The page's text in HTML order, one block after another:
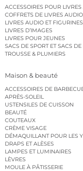
ACCESSOIRES POUR
COFFRETS DE LIVRES AUDIO
LIVRES AUDIO ET FIGURINES
LIVRES D’IMAGES
LIVRES POUR JEUNES
SACS DE SPORT ET SACS
TROUSSE & PLUMIERS
Maison & beauté
ACCESSOIRES DE
APRÈS-SOLEIL
USTENSILES DE CUISSON
BEAUTÉ
COUTEAUX
CRÈME VISAGE
DÉMAQUILLANT POUR LES
DRAPS ET ALÈSES
LAMPES ET LUMINAIRES
LÈVRES
MOULE À PÂTISSERIE